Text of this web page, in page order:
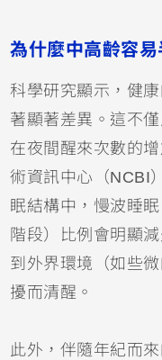
為什麼中高齡容易
科學研究顯示，健
著顯著差異。這不
在夜間醒來次數的
術資訊中心（NCBI
眠結構中，慢波睡
階段）比例會明顯
到外界環境（如些
擾而清醒。
此外，伴隨年紀而